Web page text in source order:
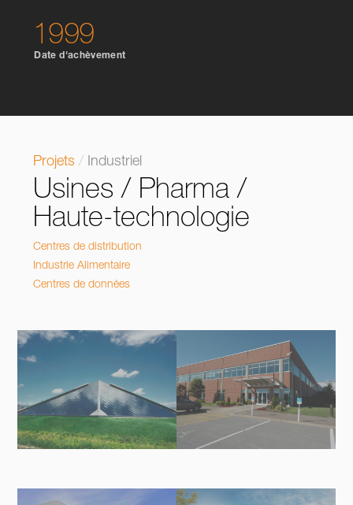
1999
Date d'achèvement
Projets / Industriel
Usines / Pharma /
Haute-technologie
Centres de distribution
Industrie Alimentaire
Centres de données